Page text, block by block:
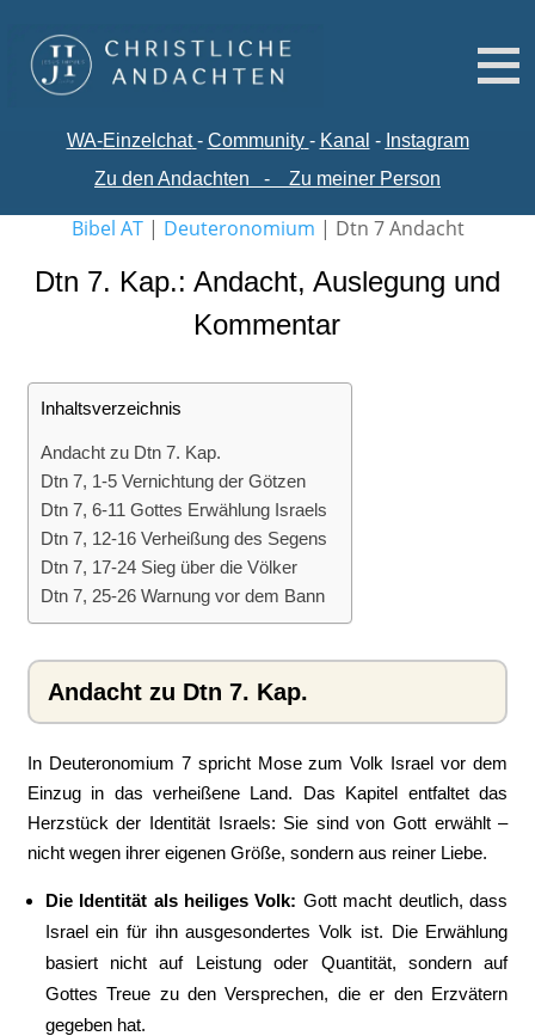
WA-Einzelchat - Community - Kanal - Instagram
Zu den Andachten
- Zu meiner Person
Bibel AT| Deuteronomium | Dtn 7 Andacht
Dtn 7. Kap.: Andacht, Auslegung und
Kommentar
Inhaltsverzeichnis
Andacht zu Dtn 7. Kap.
Dtn 7, 1-5 Vernichtung der Götzen
Dtn 7, 6-11 Gottes Erwählung Israels
Dtn 7, 12-16 Verheißung des Segens
Dtn 7, 17-24 Sieg über die Völker
Dtn 7, 25-26 Warnung vor dem Bann
Andacht zu Dtn 7. Kap.
In Deuteronomium 7 spricht Mose zum Volk Israel vor dem
Einzug in das verheißene Land. Das Kapitel entfaltet das
Herzstück der Identität Israels: Sie sind von Gott erwählt –
nicht wegen ihrer eigenen Größe, sondern aus reiner Liebe.
Die Identität als heiliges Volk: Gott macht deutlich, dass
Israel ein für ihn ausgesondertes Volk ist. Die Erwählung
basiert nicht auf Leistung oder Quantität, sondern auf
Gottes Treue zu den Versprechen, die er den Erzvätern
gegeben hat.